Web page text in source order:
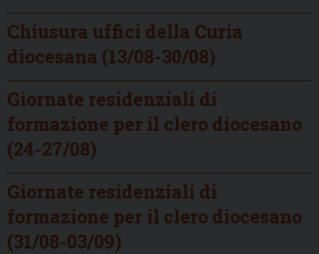
Chiusura uffici della Curia
diocesana (13/08-30/08)
Giornate residenziali di
formazione per il clero diocesano
(24-27/08)
Giornate residenziali di
formazione per il clero diocesano
(31/08-03/09)